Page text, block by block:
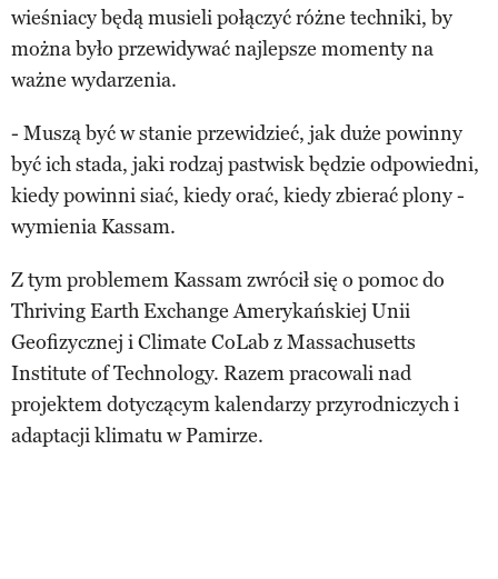
wieśniacy będą musieli połączyć różne techniki, by
można było przewidywać najlepsze momenty na
ważne wydarzenia.
- Muszą być w stanie przewidzieć, jak duże powinny
być ich stada, jaki rodzaj pastwisk będzie odpowiedni,
kiedy powinni siać, kiedy orać, kiedy zbierać plony -
wymienia Kassam.
Z tym problemem Kassam zwrócił się o pomoc do
Thriving Earth Exchange Amerykańskiej Unii
Geofizycznej i Climate CoLab z Massachusetts
Institute of Technology. Razem pracowali nad
projektem dotyczącym kalendarzy przyrodniczych i
adaptacji klimatu w Pamirze.